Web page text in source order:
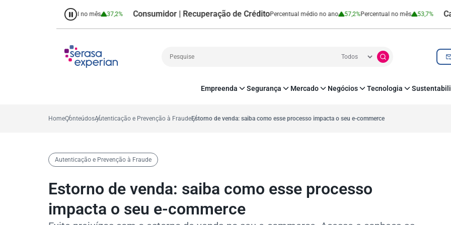
Percentual no mês 37,2% Consumidor | Recuperação de Crédito Percentual médio no ano 57,2%Percentual no mês 53,7% Cartão
Empreenda
Crédito
Marketing
Segurança
Proteção de Dados
Mercado
Open Finance
Negócios
RH
Tecnologia
HomeConteúdosAutenticação e Prevenção à FraudeEstorno de venda: saiba como esse processo impacta o seu e-commerce
Autenticação e Prevenção à Fraude
Estorno de venda: saiba como esse processo
impacta o seu e-commerce